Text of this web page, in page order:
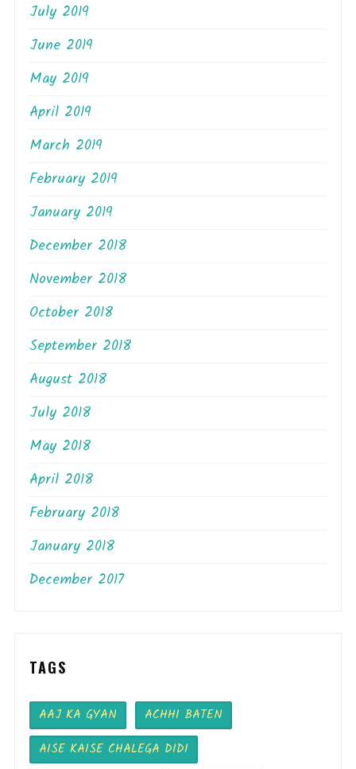
July 2019
June 2019
May 2019
April 2019
March 2019
February 2019
January 2019
December 2018
November 2018
October 2018
September 2018
August 2018
July 2018
May 2018
April 2018
February 2018
January 2018
December 2017
TAGS
AAJ KA GYAN
ACHHI BATEN
AISE KAISE CHALEGA DIDI